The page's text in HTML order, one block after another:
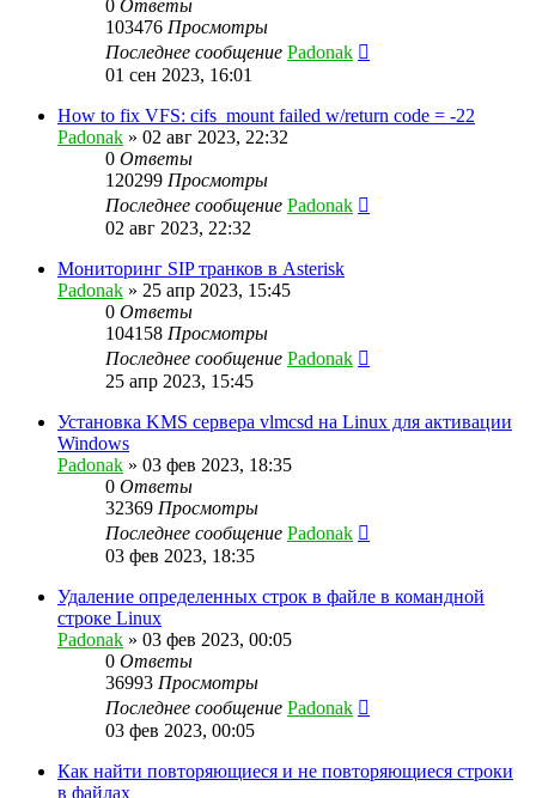
0 Ответы
103476 Просмотры
Последнее сообщение Padonak
01 сен 2023, 16:01
How to fix VFS: cifs_mount failed w/return code = -22
Padonak » 02 авг 2023, 22:32
0 Ответы
120299 Просмотры
Последнее сообщение Padonak
02 авг 2023, 22:32
Мониторинг SIP транков в Asterisk
Padonak » 25 апр 2023, 15:45
0 Ответы
104158 Просмотры
Последнее сообщение Padonak
25 апр 2023, 15:45
Установка KMS сервера vlmcsd на Linux для активации
Windows
Padonak » 03 фев 2023, 18:35
0 Ответы
32369 Просмотры
Последнее сообщение Padonak
03 фев 2023, 18:35
Удаление определенных строк в файле в командной
строке Linux
Padonak » 03 фев 2023, 00:05
0 Ответы
36993 Просмотры
Последнее сообщение Padonak
03 фев 2023, 00:05
Как найти повторяющиеся и не повторяющиеся строки
в файлах